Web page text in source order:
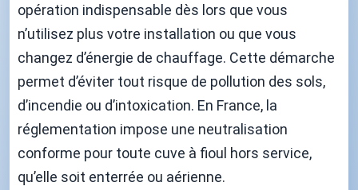
opération indispensable dès lors que vous
n’utilisez plus votre installation ou que vous
changez d’énergie de chauffage. Cette démarche
permet d’éviter tout risque de pollution des sols,
d’incendie ou d’intoxication. En France, la
réglementation impose une neutralisation
conforme pour toute cuve à fioul hors service,
qu’elle soit enterrée ou aérienne.